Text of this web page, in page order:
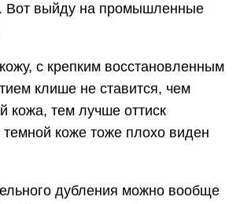
Вот выйду на промышленные
с крепким восстановленным
клише не ставится, чем
кожа, тем лучше оттиск
темной коже тоже плохо виден
дубления можно вообще